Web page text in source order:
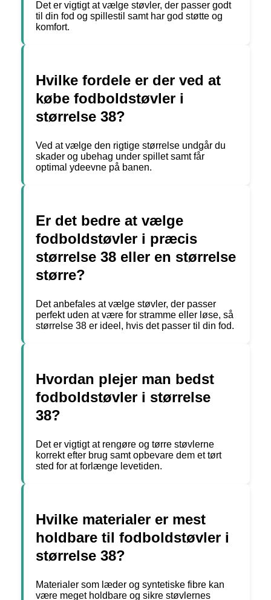
Det er vigtigt at vælge støvler, der passer godt
til din fod og spillestil samt har god støtte og
komfort.
Hvilke fordele er der ved at
købe fodboldstøvler i
størrelse 38?
Ved at vælge den rigtige størrelse undgår du
skader og ubehag under spillet samt får
optimal ydeevne på banen.
Er det bedre at vælge
fodboldstøvler i præcis
størrelse 38 eller en størrelse
større?
Det anbefales at vælge støvler, der passer
perfekt uden at være for stramme eller løse, så
størrelse 38 er ideel, hvis det passer til din fod.
Hvordan plejer man bedst
fodboldstøvler i størrelse
38?
Det er vigtigt at rengøre og tørre støvlerne
korrekt efter brug samt opbevare dem et tørt
sted for at forlænge levetiden.
Hvilke materialer er mest
holdbare til fodboldstøvler i
størrelse 38?
Materialer som læder og syntetiske fibre kan
være meget holdbare og sikre støvlernes